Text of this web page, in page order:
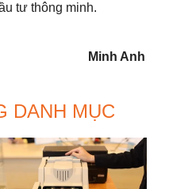
tư thông minh.
Minh Anh
DANH MỤC